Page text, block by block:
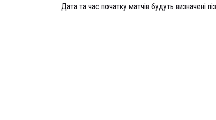
Дата та час початку матчів будуть визначені